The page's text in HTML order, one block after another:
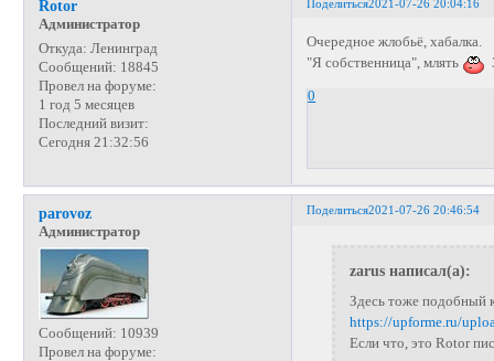
Поделиться2021-07-26 20:04:16
Rotor
Администратор
Откуда: Ленинград
Сообщений: 18845
Провел на форуме:
1 год 5 месяцев
Последний визит:
Сегодня 21:32:56
Очередное жлобьё, хабалка.
"Я собственница", млять
0
Поделиться2021-07-26 20:46:54
parovoz
Администратор
Сообщений: 10939
Провел на форуме:
zarus написал(а):
Здесь тоже подобный
https://upforme.ru/
Если что, это Rotor